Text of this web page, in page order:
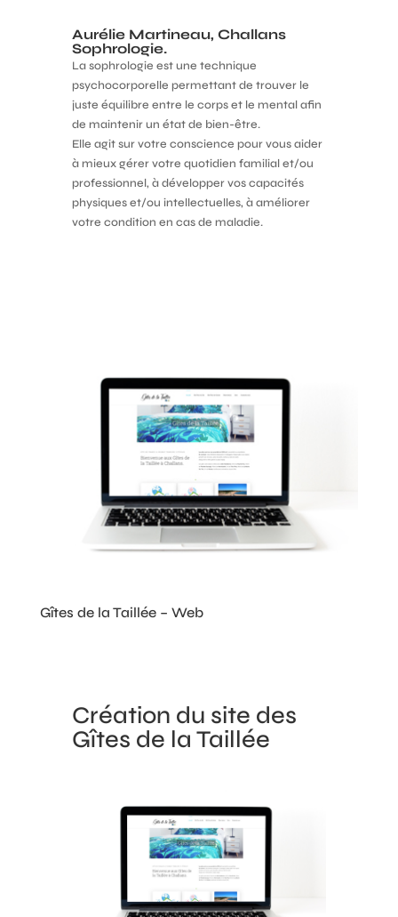
Aurélie Martineau, Challans
Sophrologie.
La sophrologie est une technique
psychocorporelle permettant de trouver le
juste équilibre entre le corps et le mental afin
de maintenir un état de bien-être.
Elle agit sur votre conscience pour vous aider
à mieux gérer votre quotidien familial et/ou
professionnel, à développer vos capacités
physiques et/ou intellectuelles, à améliorer
votre condition en cas de maladie.
Gîtes de la Taillée – Web
Création du site des
Gîtes de la Taillée